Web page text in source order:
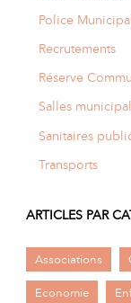
Police
Recrutements
Réserve
Salles
Sanitaires
Transports
ARTICLES PAR
Associations
Economie